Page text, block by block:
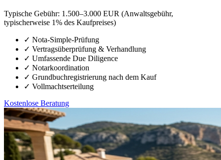
Typische Gebühr: 1.500–3.000 EUR (Anwaltsgebühr,
typischerweise 1% des Kaufpreises)
✓ Nota-Simple-Prüfung
✓ Vertragsüberprüfung & Verhandlung
✓ Umfassende Due Diligence
✓ Notarkoordination
✓ Grundbuchregistrierung nach dem Kauf
✓ Vollmachtserteilung
Kostenlose Beratung